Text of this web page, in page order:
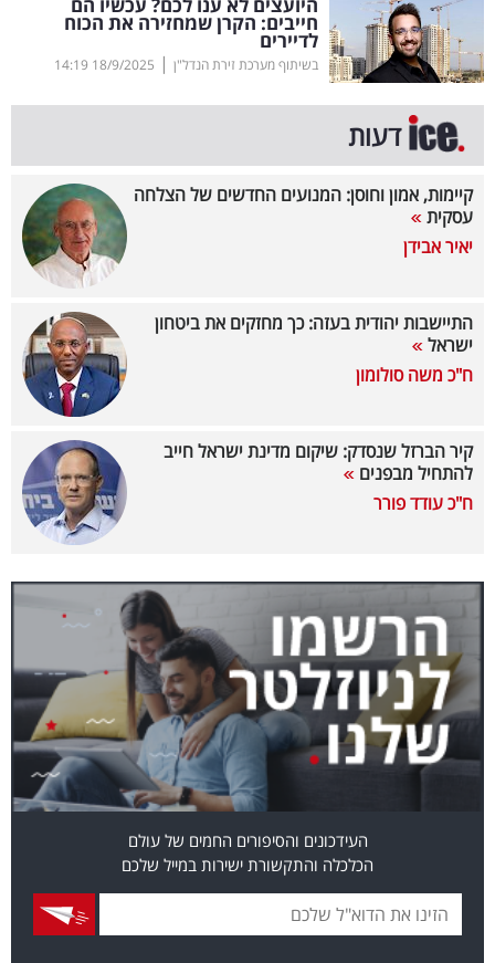
דיגיטל
וטק
שיווק
ופרסום
משפט
מדדים
דעות
רכילות
קריפטו
ויראלי
עסקי
ספורט
קריירה
ולימודים
רכב
בריאות
חייבים: הקרן שמחזירה את הכוח
לדיירים
בשיתוף מערכת זירת הנדל"ן |
18/9/2025
14:19
דעות
קיימות, אמון וחוסן: המנועים החדשים של הצלחה
עסקית
יאיר אבידן
התיישבות יהודית בעזה: כך מחזקים את ביטחון
ישראל
ח"כ משה סולומון
קיר הברזל שנסדק: שיקום מדינת ישראל חייב
להתחיל מבפנים
ח"כ עודד פורר
העידכונים והסיפורים החמים של עולם
הכלכלה והתקשורת ישירות במייל שלכם